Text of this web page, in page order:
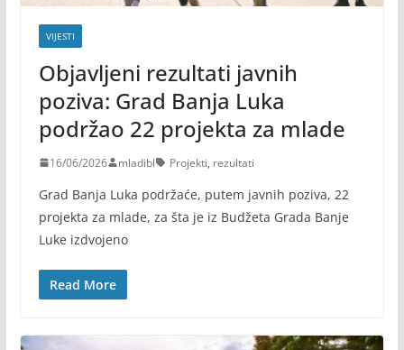
VIJESTI
Objavljeni rezultati javnih
poziva: Grad Banja Luka
podržao 22 projekta za mlade
16/06/2026 mladibl Projekti, rezultati
Grad Banja Luka podržaće, putem javnih poziva, 22
projekta za mlade, za šta je iz Budžeta Grada Banje
Luke izdvojeno
Read More